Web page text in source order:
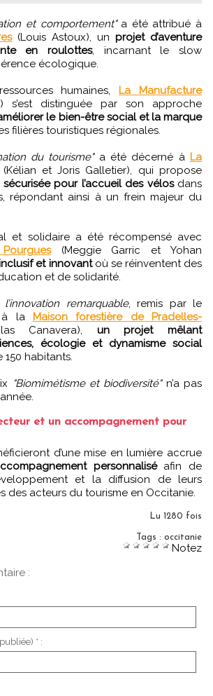
et comportement"a été attribué à
(Louis Astoux), un projet d’aventure
en roulottes, incarnant le slow
écologique.
humaines, La Manufacture
s’est distinguée par son approche
le bien-être social et la marque
filières touristiques régionales.
du tourisme"a été décerné à La
et Joris Galletier), qui propose
pour l’accueil des vélosdans
répondant ainsi à un frein majeur du
et solidaire a été récompensé avec
(Meggie Garric et Yohan
et innovantoù se réinventent des
et de solidarité.
l’innovation remarquable, remis par le
à la Maison forestière de Pradelles-
Canavera), un projet mêlant
écologie et dynamisme social
habitants.
"Biomimétisme et biodiversité"n’a pas
et un accompagnement pour
personnaliséafin de
et la diffusion de leurs
des acteurs du tourisme en Occitanie.
Lu 1280 fois
Tags : occitanie
Notez
:
* :